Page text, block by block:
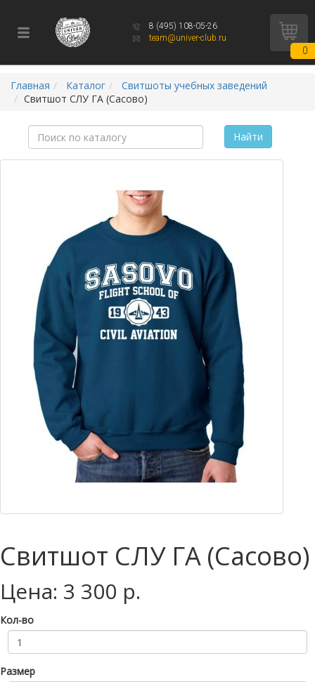
8 (495) 108-05-26
team@univer-club.ru
0
Главная Каталог
Свитшоты учебных заведений
Свитшот СЛУ ГА (Сасово)
Найти
Свитшот СЛУ ГА (Сасово)
Цена: 3 300 р.
Кол-во
Размер